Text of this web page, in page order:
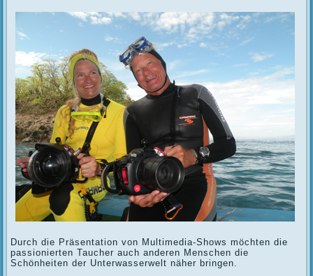
Durch die Präsentation von Multimedia-Shows möchten die
passionierten Taucher auch anderen Menschen die
Schönheiten der Unterwasserwelt näher bringen.